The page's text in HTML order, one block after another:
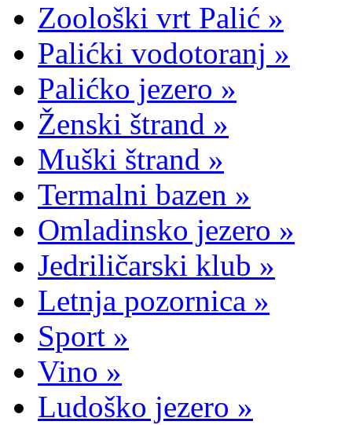
Zoološki vrt Palić »
Palićki vodotoranj »
Palićko jezero »
Ženski štrand »
Muški štrand »
Termalni bazen »
Omladinsko jezero »
Jedriličarski klub »
Letnja pozornica »
Sport »
Vino »
Ludoško jezero »